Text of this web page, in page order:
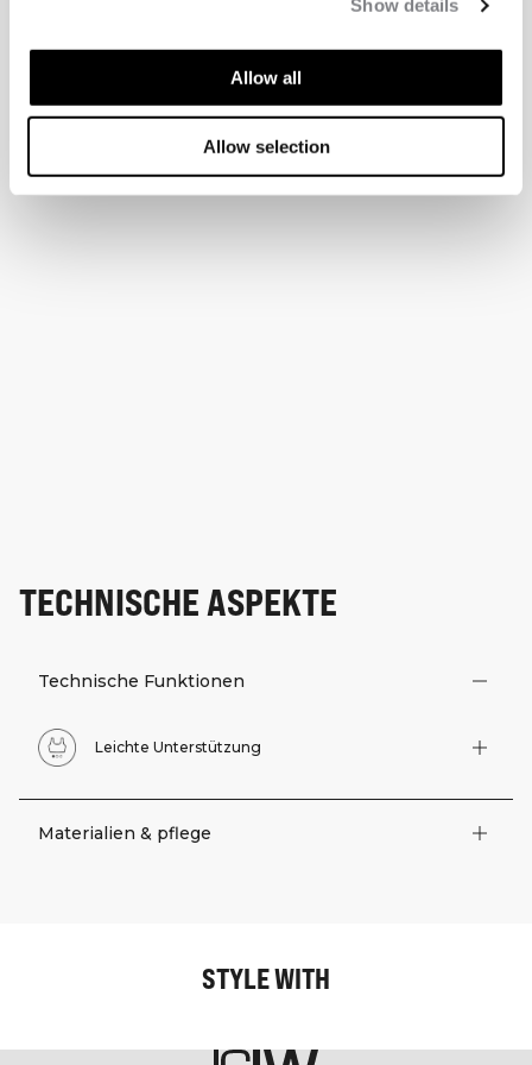
Show details
Allow all
Allow selection
TECHNISCHE ASPEKTE
Technische Funktionen
Leichte Unterstützung
Materialien & pflege
STYLE WITH